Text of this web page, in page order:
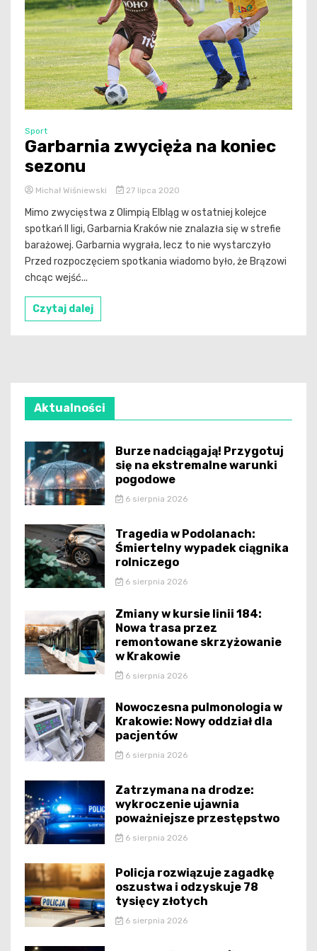
Sport
Garbarnia zwycięża na koniec
sezonu
Michał Wiśniewski 27 lipca 2020
Mimo zwycięstwa z Olimpią Elbląg w ostatniej kolejce
spotkań II ligi, Garbarnia Kraków nie znalazła się w strefie
barażowej. Garbarnia wygrała, lecz to nie wystarczyło
Przed rozpoczęciem spotkania wiadomo było, że Brązowi
chcąc wejść...
Czytaj dalej
Aktualności
Burze nadciągają! Przygotuj
się na ekstremalne warunki
pogodowe
6 sierpnia 2026
Tragedia w Podolanach:
Śmiertelny wypadek ciągnika
rolniczego
6 sierpnia 2026
Zmiany w kursie linii 184:
Nowa trasa przez
remontowane skrzyżowanie
w Krakowie
6 sierpnia 2026
Nowoczesna pulmonologia w
Krakowie: Nowy oddział dla
pacjentów
6 sierpnia 2026
Zatrzymana na drodze:
wykroczenie ujawnia
poważniejsze przestępstwo
6 sierpnia 2026
Policja rozwiązuje zagadkę
oszustwa i odzyskuje 78
tysięcy złotych
6 sierpnia 2026